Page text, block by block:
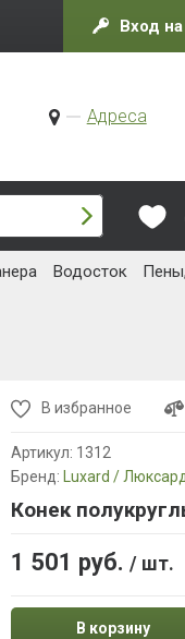
Вход
Адреса
Водосток
В избранное
Артикул: 1312
Бренд:
Luxard /
Конек
1 501 руб. / шт.
В корзину